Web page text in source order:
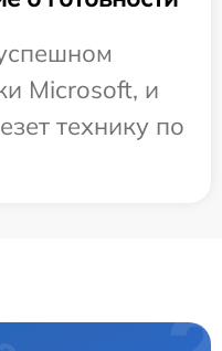
Microsoft, и
технику по